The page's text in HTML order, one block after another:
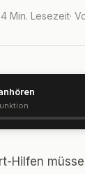
4 Min. Lesezeit·
Hilfen